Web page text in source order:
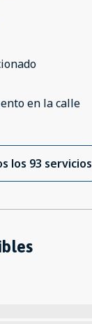
en la calle
los 93 servicios